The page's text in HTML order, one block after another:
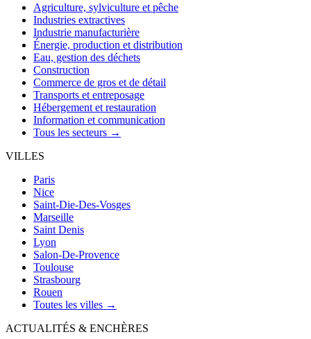
Agriculture, sylviculture et pêche
Industries extractives
Industrie manufacturière
Énergie, production et distribution
Eau, gestion des déchets
Construction
Commerce de gros et de détail
Transports et entreposage
Hébergement et restauration
Information et communication
Tous les secteurs →
VILLES
Paris
Nice
Saint-Die-Des-Vosges
Marseille
Saint Denis
Lyon
Salon-De-Provence
Toulouse
Strasbourg
Rouen
Toutes les villes →
ACTUALITÉS & ENCHÈRES